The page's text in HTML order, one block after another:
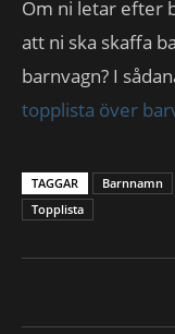
Om ni letar efter
att ni ska skaffa
barnvagn? I
topplista över
TAGGAR Barnnamn
Topplista